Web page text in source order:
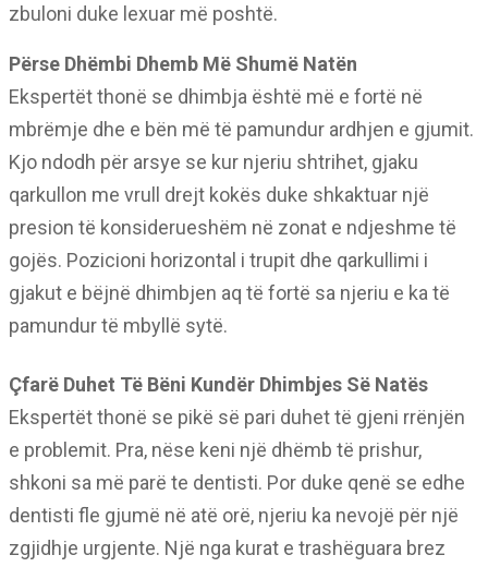
zbuloni duke lexuar më poshtë.
Përse Dhëmbi Dhemb Më Shumë Natën
Ekspertët thonë se dhimbja është më e fortë në
mbrëmje dhe e bën më të pamundur ardhjen e gjumit.
Kjo ndodh për arsye se kur njeriu shtrihet, gjaku
qarkullon me vrull drejt kokës duke shkaktuar një
presion të konsiderueshëm në zonat e ndjeshme të
gojës. Pozicioni horizontal i trupit dhe qarkullimi i
gjakut e bëjnë dhimbjen aq të fortë sa njeriu e ka të
pamundur të mbyllë sytë.
Çfarë Duhet Të Bëni Kundër Dhimbjes Së Natës
Ekspertët thonë se pikë së pari duhet të gjeni rrënjën
e problemit. Pra, nëse keni një dhëmb të prishur,
shkoni sa më parë te dentisti. Por duke qenë se edhe
dentisti fle gjumë në atë orë, njeriu ka nevojë për një
zgjidhje urgjente. Një nga kurat e trashëguara brez